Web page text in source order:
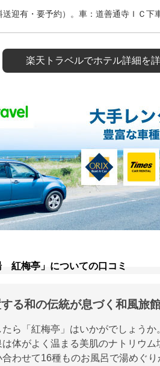
送迎有・要予約）。車：道善通寺ＩＣ
楽天トラベルでホテル詳細を
紅梅亭」についての口コミ
る和の伝統が息づく和風旅館
ら「紅梅亭」はいかがでしょう
体がよく温まる美肌のナトリウ
わせて16種ものお風呂で湯めぐ